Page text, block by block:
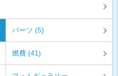
パーツ (5)
燃費 (41)